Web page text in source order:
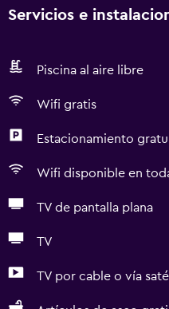
Servicios e
Piscina al aire libre
Wifi gratis
Estacionamiento
Wifi disponible en
TV de pantalla plana
TV
TV por cable o vía